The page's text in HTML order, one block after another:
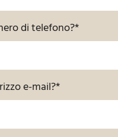
di telefono?*
e-mail?*